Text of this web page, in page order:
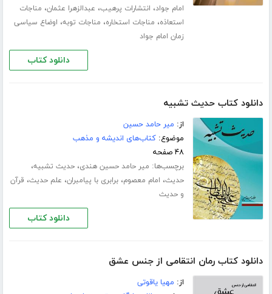
امام جواد، انتشارات پرهیب، عبدالزهرا عثمان، مناجات
استعاذه، مناجات استخاره، مناجات توبه، اوضاع سیاسی
زمان امام جواد
دانلود کتاب
دانلود کتاب حدیث تشبیه
از: میر حامد حسین
موضوع:کتاب‌های اندیشه و مذهب
۴۸ صفحه
برچسب‌ها: میر حامد حسین هندی،حدیث تشبیه،
حدیث، امام معصوم،برابری با پیامبران، علم حدیث، قرآن
و حدیث
دانلود کتاب
دانلود کتاب رمان انتقامی از جنس عشق
از: مهیا یاقوتی